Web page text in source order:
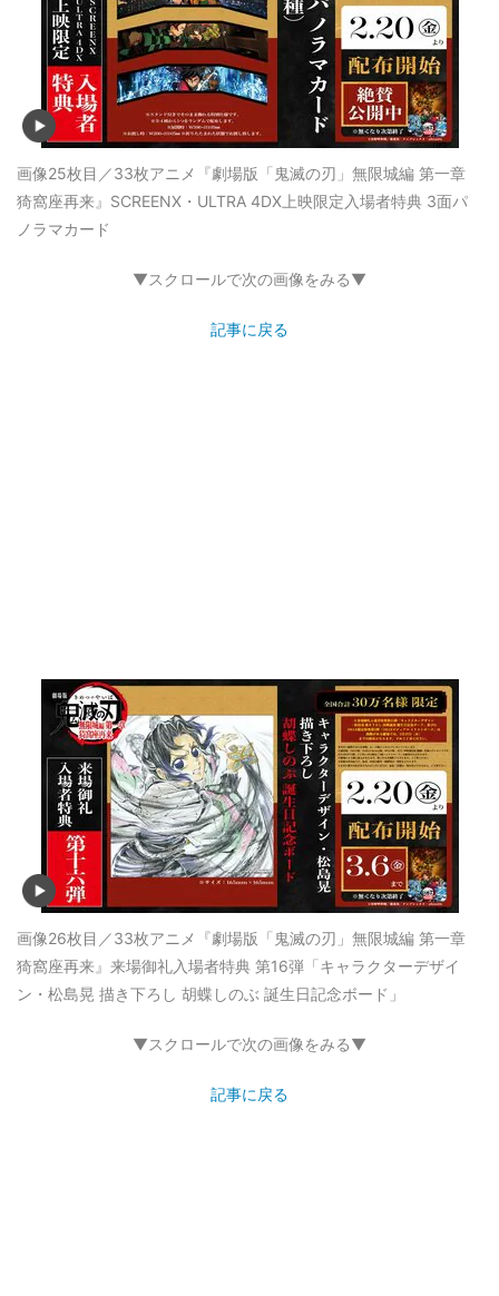
画像25枚目／33枚アニメ『劇場版「鬼滅の刃」無限城編 第一章
猗窩座再来』SCREENX・ULTRA 4DX上映限定入場者特典 3面パ
ノラマカード
▼スクロールで次の画像をみる▼
記事に戻る
画像26枚目／33枚アニメ『劇場版「鬼滅の刃」無限城編 第一章
猗窩座再来』来場御礼入場者特典 第16弾「キャラクターデザイ
ン・松島晃 描き下ろし 胡蝶しのぶ 誕生日記念ボード」
▼スクロールで次の画像をみる▼
記事に戻る